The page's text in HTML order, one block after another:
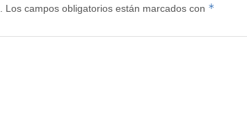
Los campos obligatorios están marcados con *